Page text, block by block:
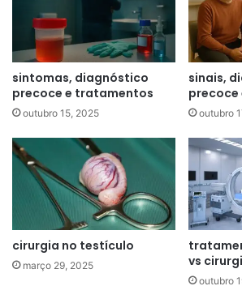
sintomas, diagnóstico
precoce e tratamentos
outubro 15, 2025
sinais,
precoce
outubro
cirurgia no testículo
março 29, 2025
vs
outubro